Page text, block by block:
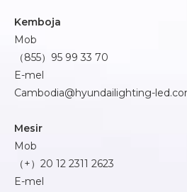
Kemboja
Mob
（855）95 99 33 70
E-mel
Cambodia@hyundailighting-
Mesir
Mob
（+）20 12 2311 2623
E-mel